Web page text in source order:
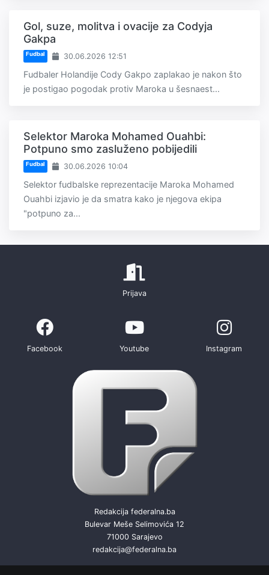
Gol, suze, molitva i ovacije za Codyja
Gakpa
Fudbal 30.06.2026 12:51
Fudbaler Holandije Cody Gakpo zaplakao je nakon što
je postigao pogodak protiv Maroka u šesnaest...
Selektor Maroka Mohamed Ouahbi:
Potpuno smo zasluženo pobijedili
Fudbal 30.06.2026 10:04
Selektor fudbalske reprezentacije Maroka Mohamed
Ouahbi izjavio je da smatra kako je njegova ekipa
"potpuno za...
Prijava
Facebook Youtube Instagram
Redakcija federalna.ba
Bulevar Meše Selimovića 12
71000 Sarajevo
redakcija@federalna.ba